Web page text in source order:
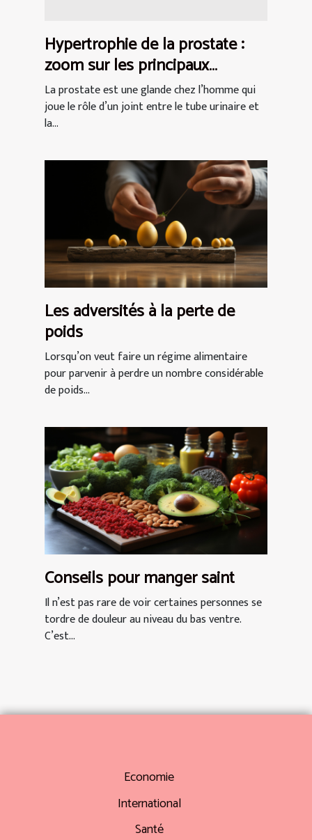
Hypertrophie de la prostate :
zoom sur les principaux
symptômes
La prostate est une glande chez l’homme qui
joue le rôle d’un joint entre le tube urinaire et
la...
Les adversités à la perte de
poids
Lorsqu’on veut faire un régime alimentaire
pour parvenir à perdre un nombre considérable
de poids...
Conseils pour manger saint
Il n’est pas rare de voir certaines personnes se
tordre de douleur au niveau du bas ventre.
C’est...
Economie
International
Santé